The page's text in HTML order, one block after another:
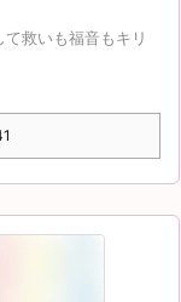
救いも福音もキリ